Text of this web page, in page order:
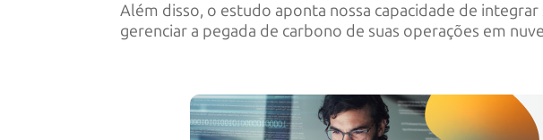
Além disso, o estudo aponta nossa capacidade de
gerenciar a pegada de carbono de suas operações em